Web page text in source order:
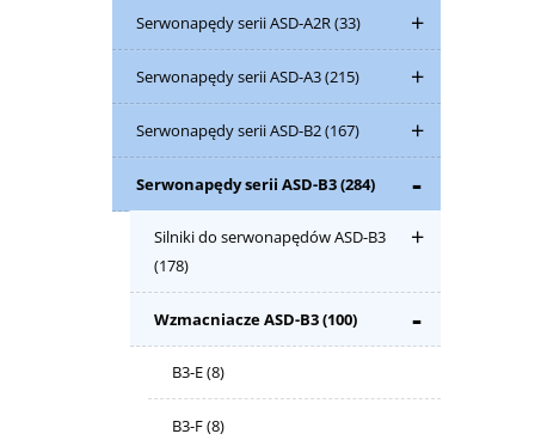
Serwonapędy serii ASD-A2R(33)
Serwonapędy serii ASD-A3(215)
Serwonapędy serii ASD-B2(167)
Serwonapędy serii ASD-B3(284)
Silniki do serwonapędów ASD-B3
(178)
Wzmacniacze ASD-B3(100)
B3-E(8)
B3-F(8)